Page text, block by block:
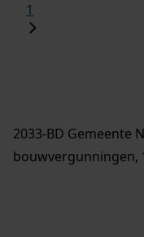
1
2033-BD Gemeente
bouwvergunningen,